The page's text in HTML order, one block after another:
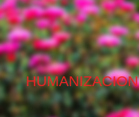
HUMANIZACION